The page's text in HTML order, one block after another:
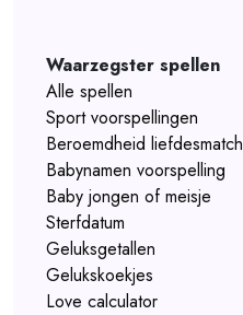
Waarzegster spellen
Alle spellen
Sport voorspellingen
Beroemdheid liefdesmatch
Babynamen voorspelling
Baby jongen of meisje
Sterfdatum
Geluksgetallen
Gelukskoekjes
Love calculator